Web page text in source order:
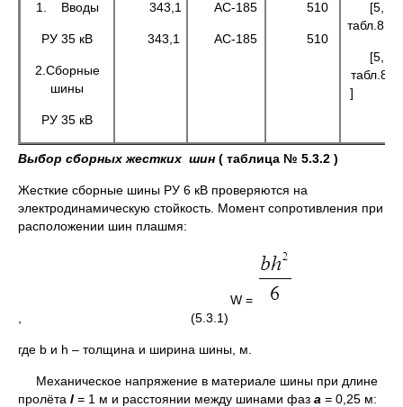
1. Вводы
РУ 35 кВ
2.Сборные
шины
РУ 35 кВ
343,1
343,1
АС-185
АС-185
510
510
[5,
[5,
Выбор сборных жестких шин ( таблица № 5.3.2 )
Жесткие сборные шины РУ 6 кВ проверяются на
электродинамическую стойкость. Момент сопротивления при
расположении шин плашмя:
W =
, (5.3.1)
где b и h – толщина и ширина шины, м.
Механическое напряжение в материале шины при длине
пролёта l = 1 м и расстоянии между шинами фаз a = 0,25 м: